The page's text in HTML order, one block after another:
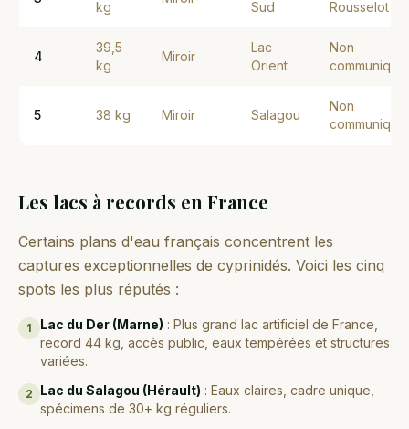
kg
Sud
Rousselot
4
39,5
kg
Miroir
Lac
Orient
Non
communiqué
5 38 kg Miroir Salagou
Non
communiqué
Les lacs à records en France
Certains plans d'eau français concentrent les
captures exceptionnelles de cyprinidés. Voici les cinq
spots les plus réputés :
1 Lac du Der (Marne) : Plus grand lac artificiel de France,
record 44 kg, accès public, eaux tempérées et structures
variées.
2 Lac du Salagou (Hérault) : Eaux claires, cadre unique,
spécimens de 30+ kg réguliers.